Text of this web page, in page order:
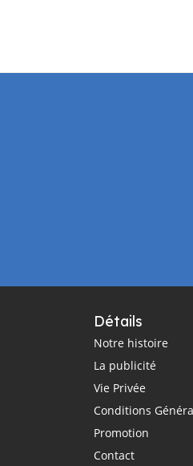
Détails
Notre histoire
La publicité
Vie Privée
Conditions
Promotion
Contact